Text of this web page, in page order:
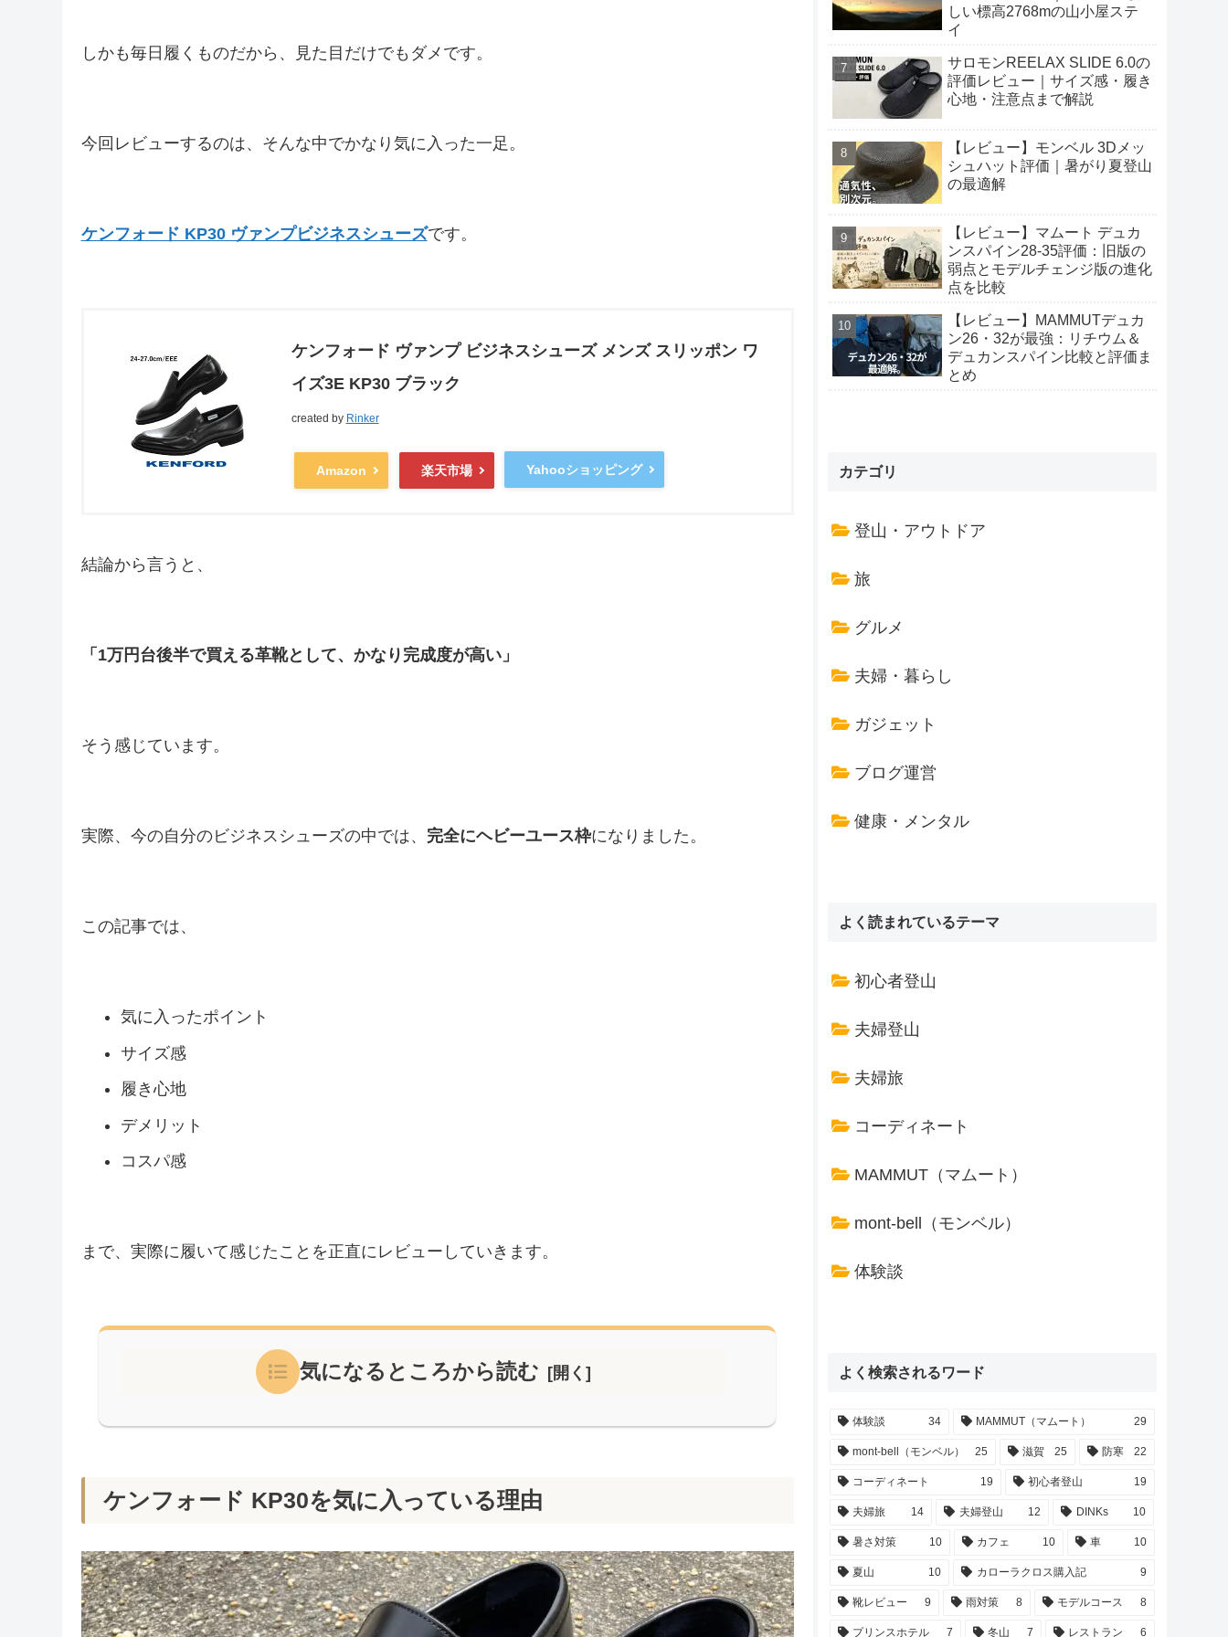
しかも毎日履くものだから、見た目だけでもダメです。
今回レビューするのは、そんな中でかなり気に入った一足。
ケンフォード KP30 ヴァンプビジネスシューズです。
ケンフォード ヴァンプ ビジネスシューズ メンズ スリッポン ワ
イズ3E KP30 ブラック
created by Rinker
Amazon 楽天市場 Yahooショッピング
結論から言うと、
「1万円台後半で買える革靴として、かなり完成度が高い」
そう感じています。
実際、今の自分のビジネスシューズの中では、 完全にヘビーユース枠になりました。
この記事では、
気に入ったポイント
サイズ感
履き心地
デメリット
コスパ感
まで、実際に履いて感じたことを正直にレビューしていきます。
気になるところから読む
ケンフォード KP30を気に入っている理由
しい標高2768mの山小屋ステ
イ
サロモンREELAX SLIDE 6.0の
評価レビュー｜サイズ感・履き
心地・注意点まで解説
【レビュー】モンベル 3Dメッ
シュハット評価｜暑がり夏登山
の最適解
【レビュー】マムート デュカ
ンスパイン28-35評価：旧版の
弱点とモデルチェンジ版の進化
点を比較
【レビュー】MAMMUTデュカ
ン26・32が最強：リチウム＆
デュカンスパイン比較と評価ま
とめ
カテゴリ
登山・アウトドア
旅
グルメ
夫婦・暮らし
ガジェット
ブログ運営
健康・メンタル
よく読まれているテーマ
初心者登山
夫婦登山
夫婦旅
コーディネート
MAMMUT（マムート）
mont-bell（モンベル）
体験談
よく検索されるワード
体験談 34 MAMMUT（マムート） 29
mont-bell（モンベル） 25 滋賀 25 防寒 22
コーディネート 19 初心者登山 19
夫婦旅 14 夫婦登山 12 DINKs 10
暑さ対策 10 カフェ 10 車 10
夏山 10 カローラクロス購入記 9
靴レビュー 9 雨対策 8 モデルコース 8
プリンスホテル 7 冬山 7 レストラン 6